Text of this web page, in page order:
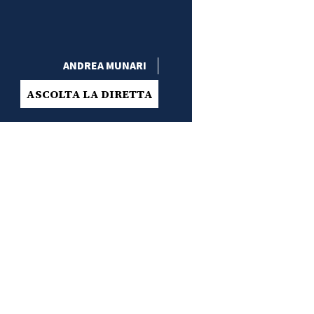
ANDREA MUNARI
ASCOLTA LA DIRETTA